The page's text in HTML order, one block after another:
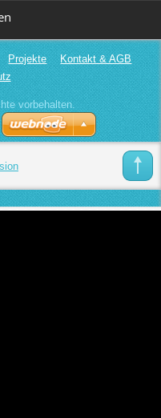
Projekte
Kontakt & AGB
vorbehalten.